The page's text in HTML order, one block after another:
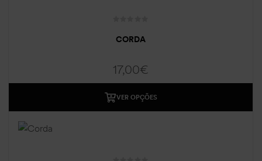
CORDA
17,00€
VER OPÇÕES